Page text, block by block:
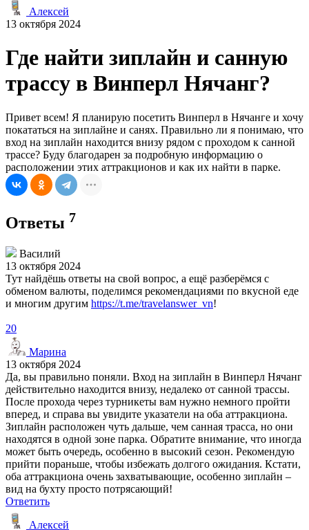
Алексей
13 октября 2024
Где найти зиплайн и санную
трассу в Винперл Нячанг?
Привет всем! Я планирую посетить Винперл в Нячанге и хочу
покататься на зиплайне и санях. Правильно ли я понимаю, что
вход на зиплайн находится внизу рядом с проходом к санной
трассе? Буду благодарен за подробную информацию о
расположении этих аттракционов и как их найти в парке.
Ответы 7
Василий
13 октября 2024
Тут найдёшь ответы на свой вопрос, а ещё разберёмся с
обменом валюты, поделимся рекомендациями по вкусной еде
и многим другим https://t.me/travelanswer_vn!
20
Марина
13 октября 2024
Да, вы правильно поняли. Вход на зиплайн в Винперл Нячанг
действительно находится внизу, недалеко от санной трассы.
После прохода через турникеты вам нужно немного пройти
вперед, и справа вы увидите указатели на оба аттракциона.
Зиплайн расположен чуть дальше, чем санная трасса, но они
находятся в одной зоне парка. Обратите внимание, что иногда
может быть очередь, особенно в высокий сезон. Рекомендую
прийти пораньше, чтобы избежать долгого ожидания. Кстати,
оба аттракциона очень захватывающие, особенно зиплайн –
вид на бухту просто потрясающий!
Ответить
Алексей